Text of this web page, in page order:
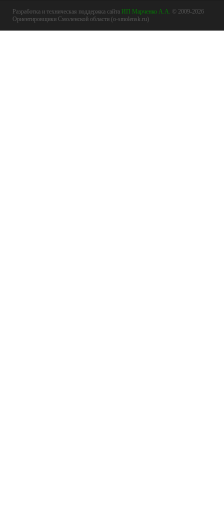
Разработка и техническая поддержка сайта ИП Марченко А.А. © 2009-2026
Ориентировщики Смоленской области (o-smolensk.ru)